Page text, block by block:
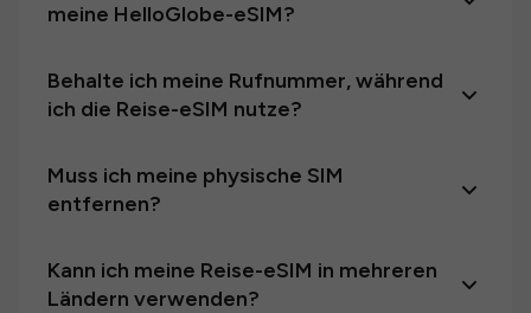
meine HelloGlobe-eSIM?
Behalte ich meine Rufnummer, während
ich die Reise-eSIM nutze?
Muss ich meine physische SIM
entfernen?
Kann ich meine Reise-eSIM in mehreren
Ländern verwenden?